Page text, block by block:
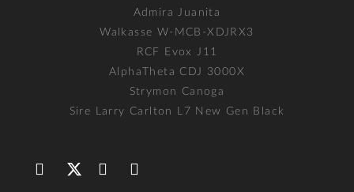
Admira Juanita
Walkasse W-MCB-XDJRX3
RCF Evox J11
AlphaTheta CDJ 3000X
Strymon Canoga
Sire Larry Carlton L7 New Gen Black